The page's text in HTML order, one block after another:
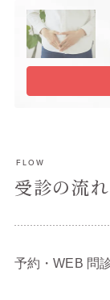
FLOW
受診の流れ
予約・WEB 問